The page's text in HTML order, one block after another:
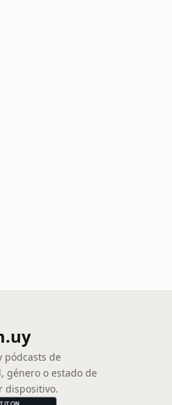
pódcasts de
género o estado de
dispositivo.